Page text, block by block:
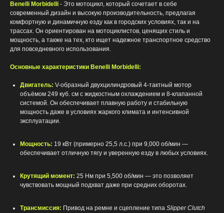
Benelli Morbidelli - Это мотоцикл, который сочетает в себе
современный дизайн и высокую производительность, предлагая
комфортную и динамичную езду как в городских условиях, так и на
трассах. Он ориентирован на мотоциклистов, ценящих стиль и
мощность, а также на тех, кто ищет надежное транспортное средство
для повседневного использования.
Основные характеристики Benelli Morbidelli:
Двигатель: V-образный двухцилиндровый 4-тактный мотор
объёмом 249 куб. см с жидкостным охлаждением и 8-клапанной
системой. Он обеспечивает плавную работу и стабильную
мощность даже в условиях жаркого климата и интенсивной
эксплуатации.
Мощность: 19 кВт (примерно 25,5 л.с.) при 9,000 об/мин —
обеспечивает отличную тягу и уверенную езду в любых условиях.
Крутящий момент: 25 Нм при 5,500 об/мин — это позволяет
чувствовать мощный подхват даже при средних оборотах.
Трансмиссия: Привод на ремне и сцепление типа Slipper Clutch